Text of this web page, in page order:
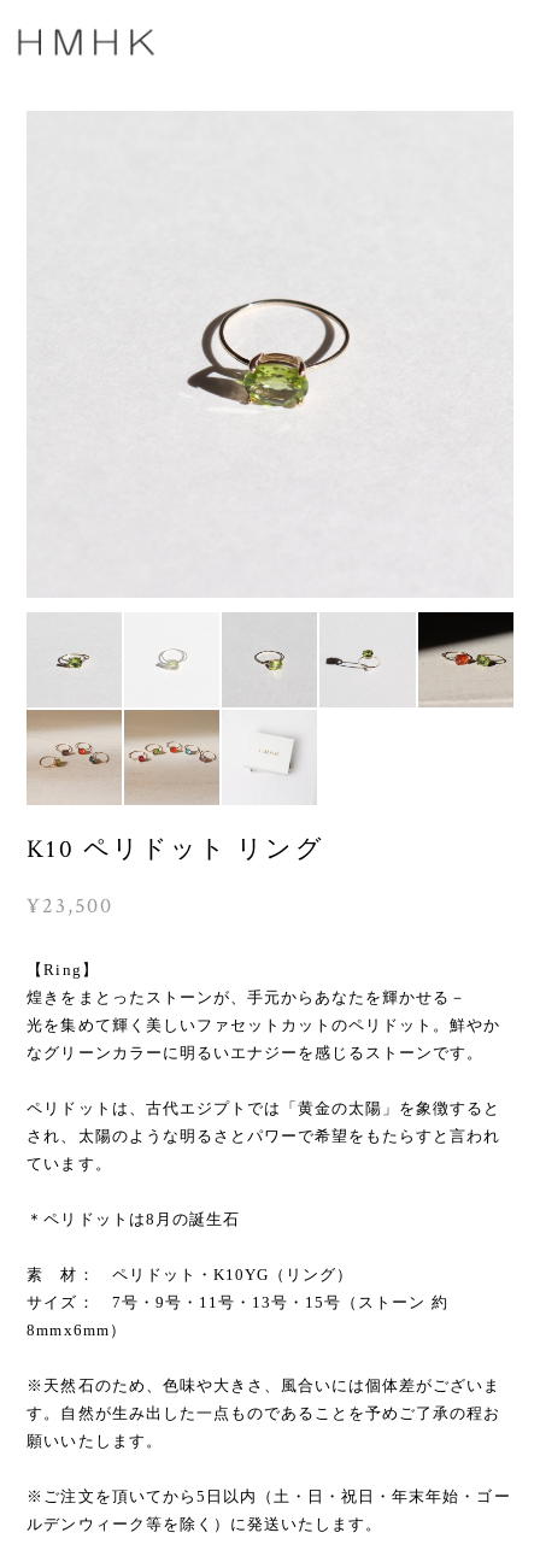
K10 ペリドット リング
¥23,500
【Ring】
煌きをまとったストーンが、手元からあなたを輝かせる－
光を集めて輝く美しいファセットカットのペリドット。鮮やか
なグリーンカラーに明るいエナジーを感じるストーンです。
ペリドットは、古代エジプトでは「黄金の太陽」を象徴すると
され、太陽のような明るさとパワーで希望をもたらすと言われ
ています。
＊ペリドットは8月の誕生石
素 材： ペリドット・K10YG（リング）
サイズ： 7号・9号・11号・13号・15号（ストーン 約
8mmx6mm）
※天然石のため、色味や大きさ、風合いには個体差がございま
す。自然が生み出した一点ものであることを予めご了承の程お
願いいたします。
※ご注文を頂いてから5日以内（土・日・祝日・年末年始・ゴー
ルデンウィーク等を除く）に発送いたします。